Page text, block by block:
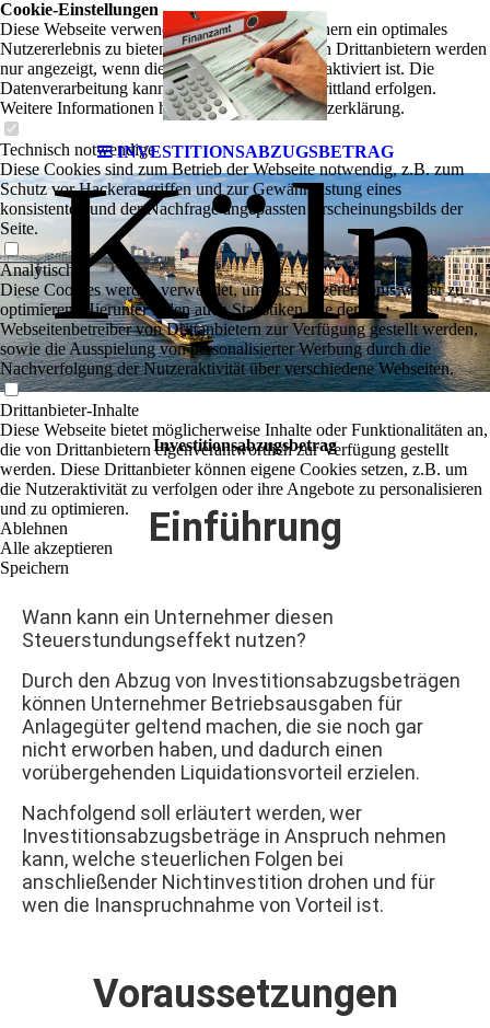
INVESTITIONSABZUGSBETRAG
Köln
Investitionsabzugsbetrag
Einführung
Wann kann ein Unternehmer diesen
Steuerstundungseffekt nutzen?
Durch den Abzug von Investitionsabzugsbeträgen
können Unternehmer Betriebsausgaben für
Anlagegüter geltend machen, die sie noch gar
nicht erworben haben, und dadurch einen
vorübergehenden Liquidationsvorteil erzielen.
Nachfolgend soll erläutert werden, wer
Investitionsabzugsbeträge in Anspruch nehmen
kann, welche steuerlichen Folgen bei
anschließender Nichtinvestition drohen und für
wen die Inanspruchnahme von Vorteil ist.
Voraussetzungen
Cookie-Einstellungen
Diese Webseite verwendet Cookies, um Besuchern ein optimales
Nutzererlebnis zu bieten. Bestimmte Inhalte von Drittanbietern werden
nur angezeigt, wenn die entsprechende Option aktiviert ist. Die
Datenverarbeitung kann dann auch in einem Drittland erfolgen.
Weitere Informationen hierzu in der Datenschutzerklärung.
Technisch notwendige
Diese Cookies sind zum Betrieb der Webseite notwendig, z.B. zum
Schutz vor Hackerangriffen und zur Gewährleistung eines
konsistenten und der Nachfrage angepassten Erscheinungsbilds der
Seite.
Analytische
Diese Cookies werden verwendet, um das Nutzererlebnis weiter zu
optimieren. Hierunter fallen auch Statistiken, die dem
Webseitenbetreiber von Drittanbietern zur Verfügung gestellt werden,
sowie die Ausspielung von personalisierter Werbung durch die
Nachverfolgung der Nutzeraktivität über verschiedene Webseiten.
Drittanbieter-Inhalte
Diese Webseite bietet möglicherweise Inhalte oder Funktionalitäten an,
die von Drittanbietern eigenverantwortlich zur Verfügung gestellt
werden. Diese Drittanbieter können eigene Cookies setzen, z.B. um
die Nutzeraktivität zu verfolgen oder ihre Angebote zu personalisieren
und zu optimieren.
Ablehnen
Alle akzeptieren
Speichern